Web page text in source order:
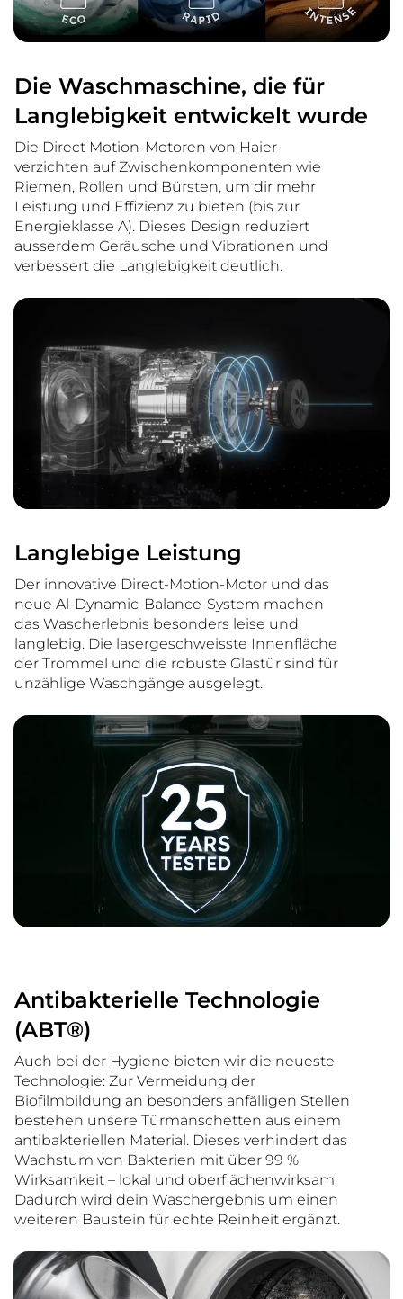
Die Waschmaschine, die für
Langlebigkeit entwickelt wurde
Die Direct Motion-Motoren von Haier
verzichten auf Zwischenkomponenten wie
Riemen, Rollen und Bürsten, um dir mehr
Leistung und Effizienz zu bieten (bis zur
Energieklasse A). Dieses Design reduziert
ausserdem Geräusche und Vibrationen und
verbessert die Langlebigkeit deutlich.
Langlebige Leistung
Der innovative Direct-Motion-Motor und das
neue Al-Dynamic-Balance-System machen
das Wascherlebnis besonders leise und
langlebig. Die lasergeschweisste Innenfläche
der Trommel und die robuste Glastür sind für
unzählige Waschgänge ausgelegt.
Antibakterielle Technologie
(ABT®)
Auch bei der Hygiene bieten wir die neueste
Technologie: Zur Vermeidung der
Biofilmbildung an besonders anfälligen Stellen
bestehen unsere Türmanschetten aus einem
antibakteriellen Material. Dieses verhindert das
Wachstum von Bakterien mit über 99 %
Wirksamkeit – lokal und oberflächenwirksam.
Dadurch wird dein Waschergebnis um einen
weiteren Baustein für echte Reinheit ergänzt.